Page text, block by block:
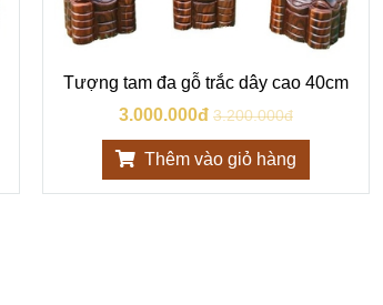
Tượng tam đa gỗ trắc dây cao 40cm
3.000.000đ 3.200.000đ
Thêm vào giỏ hàng